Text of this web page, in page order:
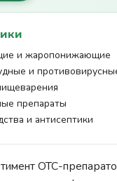
и жаропонижающие
и
препараты
и антисептики
ОТС-